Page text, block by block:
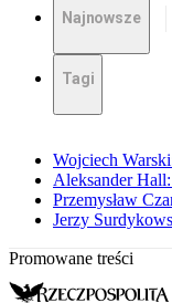
Najnowsze
Tagi
Wojciech
Aleksander
Przemysław
Jerzy
Promowane treści